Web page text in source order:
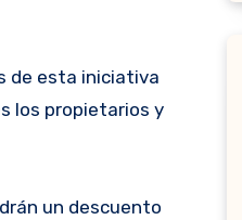
de esta iniciativa
los propietarios y
un descuento